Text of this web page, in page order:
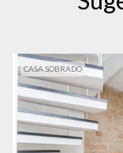
CASA SOBRADO